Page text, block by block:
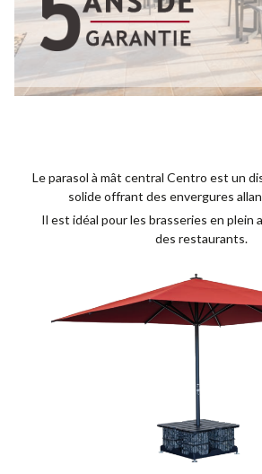
Le parasol à mât central Centro est un
solide offrant des envergures
Il est idéal pour les brasseries en plein
des restaurants.